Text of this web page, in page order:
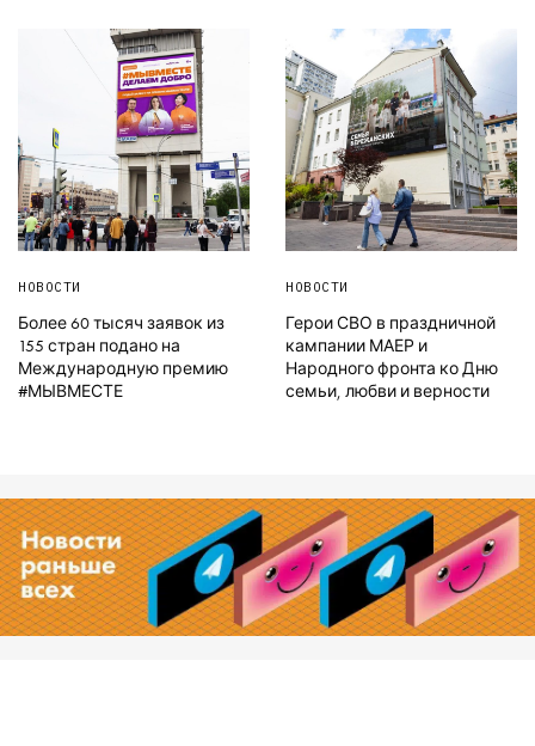
НОВОСТИ
Более 60 тысяч заявок из
155 стран подано на
Международную премию
#МЫВМЕСТЕ
НОВОСТИ
Герои СВО в праздничной
кампании МАЕР и
Народного фронта ко Дню
семьи, любви и верности